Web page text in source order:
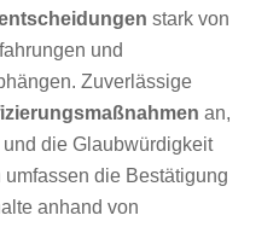
stark von
und
Zuverlässige
an,
die Glaubwürdigkeit
die Bestätigung
anhand von